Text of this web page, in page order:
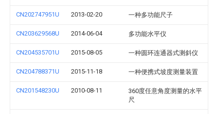
CN202747951U 2013-02-20 一种多功能尺子
CN203629568U 2014-06-04 多功能水平仪
CN204535701U 2015-08-05 一种圆环连通器式测斜仪
CN204788371U 2015-11-18 一种便携式坡度测量装置
CN201548230U 2010-08-11
360度任意角度测量的水平
尺